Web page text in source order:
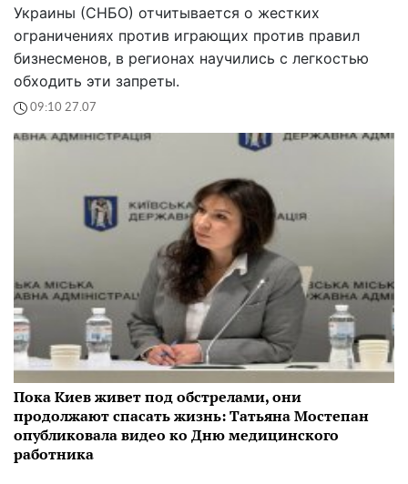
Украины (СНБО) отчитывается о жестких
ограничениях против играющих против правил
бизнесменов, в регионах научились с легкостью
обходить эти запреты.
09:10 27.07
Пока Киев живет под обстрелами, они
продолжают спасать жизнь: Татьяна Мостепан
опубликовала видео ко Дню медицинского
работника